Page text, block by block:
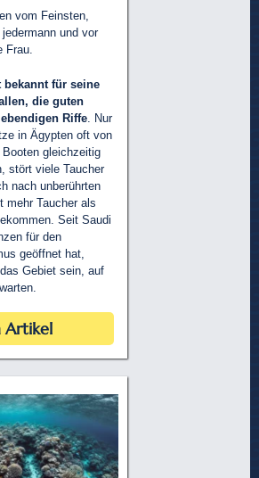
vom Feinsten,
und vor
Frau.
bekannt für seine
die guten
Riffe. Nur
in Ägypten oft von
gleichzeitig
stört viele Taucher
nach unberührten
mehr Taucher als
Seit Saudi
für den
geöffnet hat,
Gebiet sein, auf
Artikel